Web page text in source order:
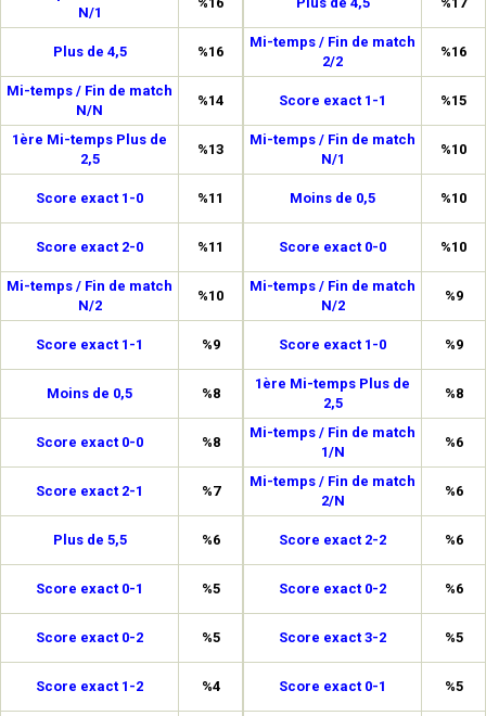
N/1
Plus de 4,5 %16
Mi-temps / Fin de match
N/N
%14
1ère Mi-temps Plus de
2,5
%13
Score exact 1-0 %11
Score exact 2-0 %11
Mi-temps / Fin de match
N/2
%10
Score exact 1-1 %9
Moins de 0,5 %8
Score exact 0-0 %8
Score exact 2-1 %7
Plus de 5,5 %6
Score exact 0-1 %5
Score exact 0-2 %5
Score exact 1-2 %4
Mi-temps / Fin de match
2/2
%16
Score exact 1-1 %15
Mi-temps / Fin de match
N/1
%10
Moins de 0,5 %10
Score exact 0-0 %10
Mi-temps / Fin de match
N/2
%9
Score exact 1-0 %9
1ère Mi-temps Plus de
2,5
%8
Mi-temps / Fin de match
1/N
%6
Mi-temps / Fin de match
2/N
%6
Score exact 2-2 %6
Score exact 0-2 %6
Score exact 3-2 %5
Score exact 0-1 %5